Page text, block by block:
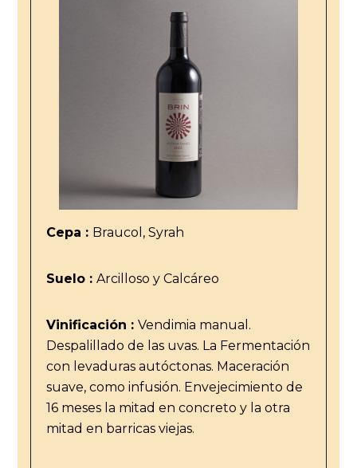
Cepa : Braucol, Syrah
Suelo : Arcilloso y Calcáreo
Vinificación : Vendimia manual.
Despalillado de las uvas. La Fermentación
con levaduras autóctonas. Maceración
suave, como infusión. Envejecimiento de
16 meses la mitad en concreto y la otra
mitad en barricas viejas.